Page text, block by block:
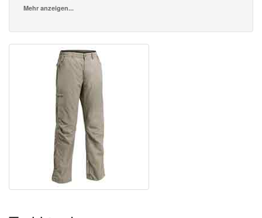
Mehr anzeigen...